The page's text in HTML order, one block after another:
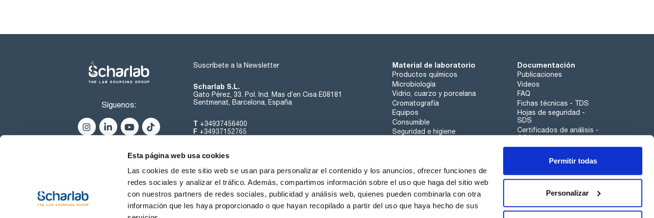
Esta página web usa cookies
Las cookies de este sitio web se usan para personalizar el contenido y los anuncios, ofrecer funciones de
redes sociales y analizar el tráfico. Además, compartimos información sobre el uso que haga del sitio web
con nuestros partners de redes sociales, publicidad y análisis web, quienes pueden combinarla con otra
información que les haya proporcionado o que hayan recopilado a partir del uso que haya hecho de sus
Permitir todas
Personalizar
plomo (Pb): max. 0,001 %
no precipitable con H2S (como SO4): max. 0,1 %
Síguenos:
Suscríbete a la Newsletter
Scharlab S.L.
Gato Pérez, 33. Pol. Ind. Mas d’en Cisa E08181
Sentmenat, Barcelona, España
T +34937456400
F +34937152765
Material de laboratorio
Productos químicos
Microbiología
Vidrio, cuarzo y porcelana
Cromatografía
Equipos
Consumible
Seguridad e higiene
Documentación
Publicaciones
Videos
FAQ
Fichas técnicas - TDS
Hojas de seguridad -
SDS
Certificados de análisis -
COA
Aplicaciones
Canal de denuncias
Sobre nosotros Contacta